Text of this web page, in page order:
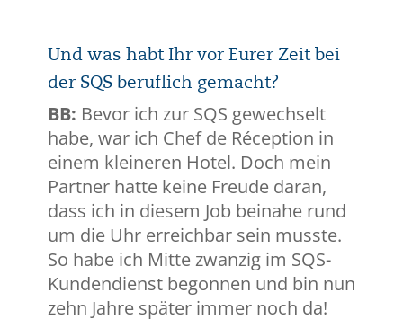
Und was habt Ihr vor Eurer Zeit bei
der SQS beruflich gemacht?
BB: Bevor ich zur SQS gewechselt
habe, war ich Chef de Réception in
einem kleineren Hotel. Doch mein
Partner hatte keine Freude daran,
dass ich in diesem Job beinahe rund
um die Uhr erreichbar sein musste.
So habe ich Mitte zwanzig im SQS-
Kundendienst begonnen und bin nun
zehn Jahre später immer noch da!